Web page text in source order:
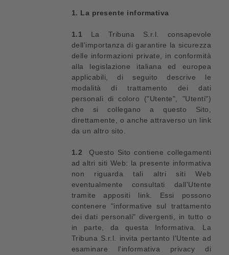
1. La presente informativa
1.1 La Tribuna S.r.l. consapevole
dell'importanza di garantire la sicurezza
delle informazioni private, in conformità
alla legislazione italiana ed europea
applicabili, di seguito descrive le
modalità di trattamento dei dati
personali di coloro ("Utente", "Utenti")
che si collegano a questo Sito,
direttamente, o anche attraverso un link
da un altro sito.
1.2
Questo Sito contiene collegamenti
ad altri siti Web: la presente informativa
non riguarda tali altri siti Web
eventualmente consultati dall'Utente
tramite appositi link. Essi possono
contenere "informative sul trattamento
dei dati personali" divergenti, in tutto o
in parte, da questa Informativa. La
Tribuna S.r.l. invita pertanto l'Utente ad
esaminare l'informativa privacy di